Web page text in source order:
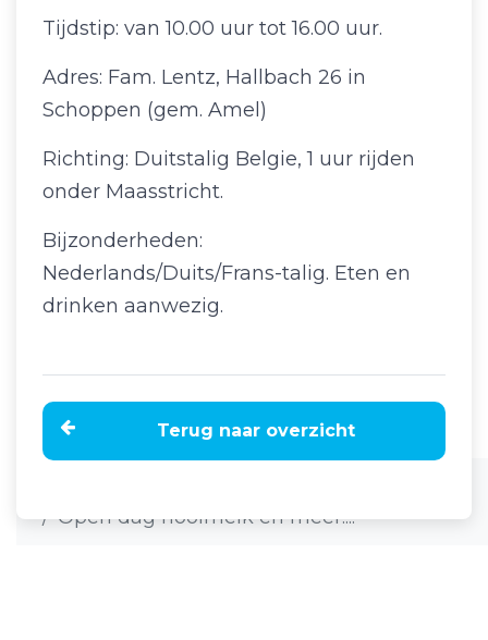
Open dag hooimelk en meer....
Tijdstip: van 10.00 uur tot 16.00 uur.
Adres: Fam. Lentz, Hallbach 26 in
Schoppen (gem. Amel)
Richting: Duitstalig Belgie, 1 uur rijden
onder Maasstricht.
Bijzonderheden:
Nederlands/Duits/Frans-talig. Eten en
drinken aanwezig.
Terug naar overzicht